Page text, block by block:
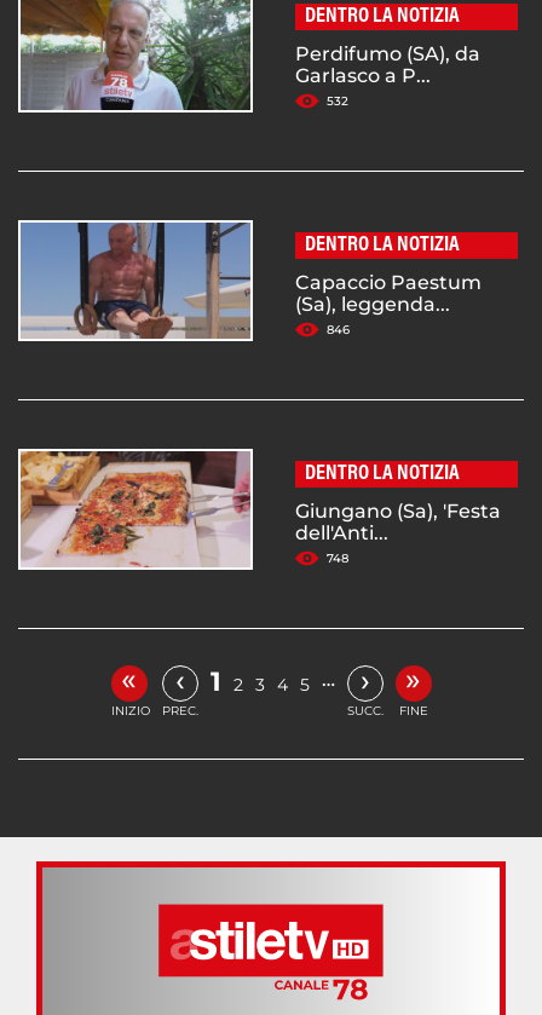
DENTRO LA NOTIZIA
Perdifumo (SA), da
Garlasco a P...
532
DENTRO LA NOTIZIA
Capaccio Paestum
(Sa), leggenda...
846
DENTRO LA NOTIZIA
Giungano (Sa), 'Festa
dell'Anti...
748
«
INIZIO
‹
PREC.
1 2 3 4 5 … ›
SUCC.
»
FINE